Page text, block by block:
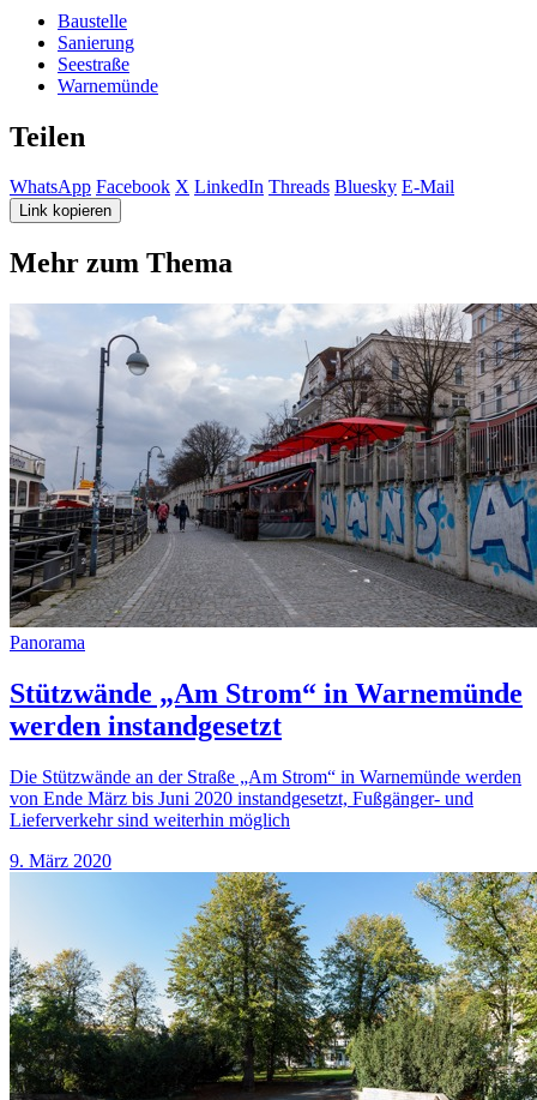
Baustelle
Sanierung
Seestraße
Warnemünde
Teilen
WhatsApp Facebook X LinkedIn Threads Bluesky E-Mail
Link kopieren
Mehr zum Thema
Panorama
Stützwände „Am Strom“ in Warnemünde
werden instandgesetzt
Die Stützwände an der Straße „Am Strom“ in Warnemünde werden
von Ende März bis Juni 2020 instandgesetzt, Fußgänger- und
Lieferverkehr sind weiterhin möglich
9. März 2020